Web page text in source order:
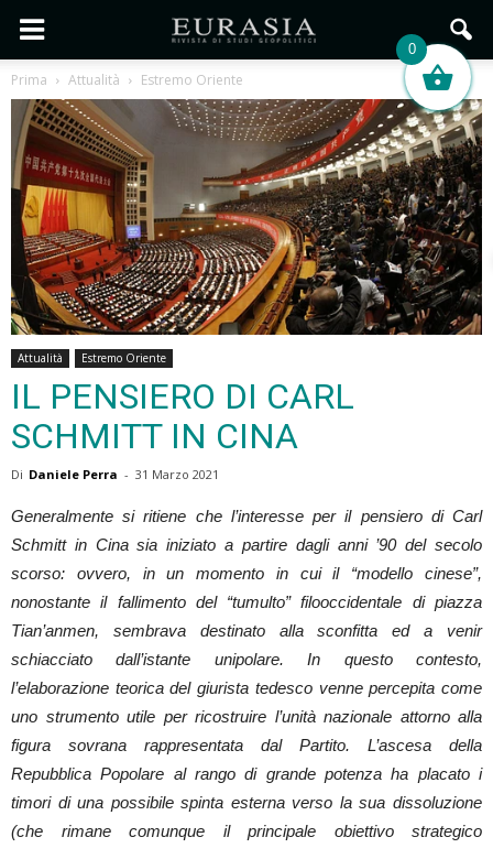
Prima Attualità Estremo Oriente
Attualità Estremo Oriente
IL PENSIERO DI CARL
SCHMITT IN CINA
Di Daniele Perra - 31 Marzo 2021
Generalmente si ritiene che l’interesse per il pensiero di Carl
Schmitt in Cina sia iniziato a partire dagli anni ’90 del secolo
scorso: ovvero, in un momento in cui il “modello cinese”,
nonostante il fallimento del “tumulto” filooccidentale di piazza
Tian’anmen, sembrava destinato alla sconfitta ed a venir
schiacciato dall’istante unipolare. In questo contesto,
l’elaborazione teorica del giurista tedesco venne percepita come
uno strumento utile per ricostruire l’unità nazionale attorno alla
figura sovrana rappresentata dal Partito. L’ascesa della
Repubblica Popolare al rango di grande potenza ha placato i
timori di una possibile spinta esterna verso la sua dissoluzione
(che rimane comunque il principale obiettivo strategico
0